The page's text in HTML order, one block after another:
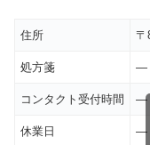
住所 〒
処方箋 ―
コンタクト受付時間 ―
休業日 ―